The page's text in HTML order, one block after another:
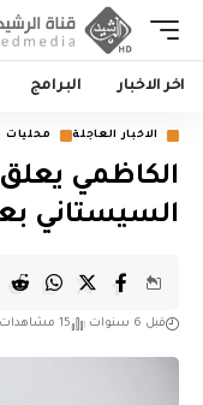
اخر الاخبار البرامج
الاخبار العاجلة محليات
الكاظمي يعلق
السيستاني
قبل 6 سنوات 15 مشاهدات